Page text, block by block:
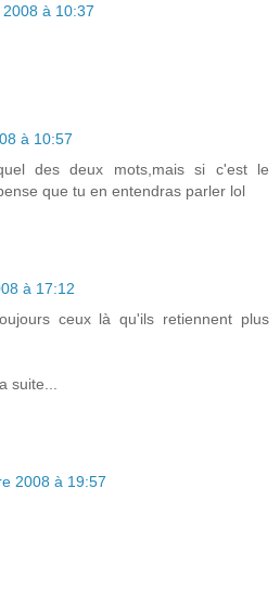
à 10:37
à 10:57
des deux mots,mais si c'est le
que tu en entendras parler lol
à 17:12
ceux là qu'ils retiennent plus
suite...
2008 à 19:57